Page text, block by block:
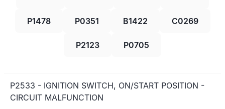
P1478 P0351 B1422 C0269
P2123 P0705
P2533 - IGNITION SWITCH, ON/START POSITION -
CIRCUIT MALFUNCTION